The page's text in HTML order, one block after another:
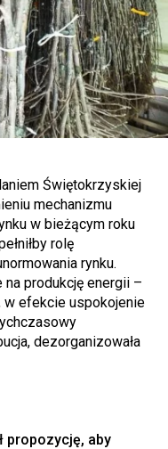
Świętokrzyskiej
mechanizmu
w bieżącym roku
rolę
rynku.
produkcję energii –
w efekcie uspokojenie
dezorganizowała
propozycję, aby